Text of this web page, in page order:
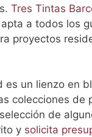
Tres Tintas
a todos los
proyectos
es un lienzo en
colecciones de
de
y solicita